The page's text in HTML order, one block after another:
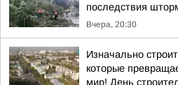
последствия
Вчера, 20:30
Изначально
которые
мир! День